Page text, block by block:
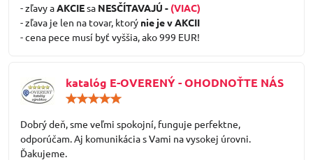
- zľavy aAKCIEsa NESČÍTAVAJÚ - (VIAC)
- zľava je len na tovar, ktorý nie je v AKCII
- cena pece musí byť vyššia, ako 999 EUR!
katalóg E-OVERENÝ - OHODNOŤTE NÁS
5
Dobrý deň, sme veľmi spokojní, funguje perfektne,
odporúčam. Aj komunikácia s Vami na vysokej úrovni.
Ďakujeme.